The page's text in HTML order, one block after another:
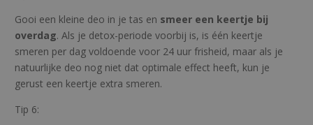
Gooi een kleine deo in je tas en smeer een keertje bij
overdag. Als je detox-periode voorbij is, is één keertje
smeren per dag voldoende voor 24 uur frisheid, maar als je
natuurlijke deo nog niet dat optimale effect heeft, kun je
gerust een keertje extra smeren.
Tip 6: